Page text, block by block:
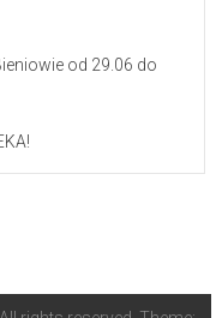
od 29.06 do